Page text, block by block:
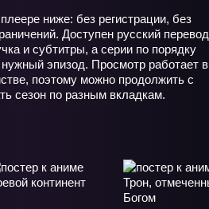
ниже: без регистрации, без
Доступен русский перевод
и субтитры, а серии по порядку
эпизод. Просмотр работает в
поэтому можно продолжить с
сезон по разным вкладкам.